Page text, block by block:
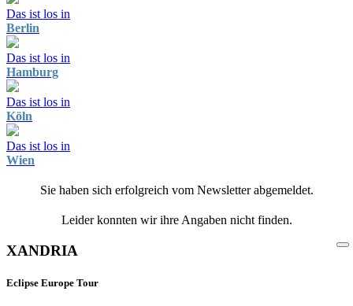
Das ist los in
Berlin
Das ist los in
Hamburg
Das ist los in
Köln
Das ist los in
Wien
Sie haben sich erfolgreich vom Newsletter abgemeldet.
Leider konnten wir ihre Angaben nicht finden.
XANDRIA
Eclipse Europe Tour